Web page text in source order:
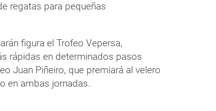
regatas para pequeñas
figura el Trofeo Vepersa,
rápidas en determinados pasos
Juan Piñeiro, que premiará al velero
en ambas jornadas.